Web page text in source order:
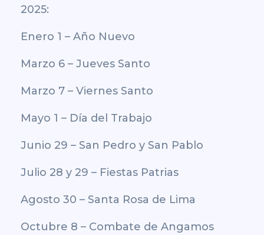
2025:
Enero 1 – Año Nuevo
Marzo 6 – Jueves Santo
Marzo 7 – Viernes Santo
Mayo 1 – Día del Trabajo
Junio 29 – San Pedro y San Pablo
Julio 28 y 29 – Fiestas Patrias
Agosto 30 – Santa Rosa de Lima
Octubre 8 – Combate de Angamos